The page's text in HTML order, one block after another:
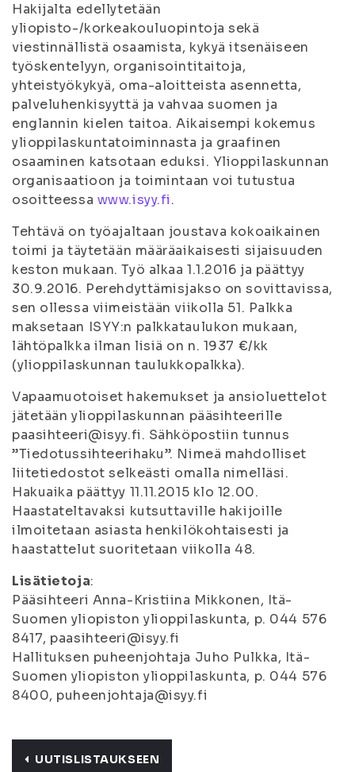
Hakijalta edellytetään
yliopisto-/korkeakouluopintoja sekä
viestinnällistä osaamista, kykyä itsenäiseen
työskentelyyn, organisointitaitoja,
yhteistyökykyä, oma-aloitteista asennetta,
palveluhenkisyyttä ja vahvaa suomen ja
englannin kielen taitoa. Aikaisempi kokemus
ylioppilaskuntatoiminnasta ja graafinen
osaaminen katsotaan eduksi. Ylioppilaskunnan
organisaatioon ja toimintaan voi tutustua
osoitteessa www.isyy.fi.
Tehtävä on työajaltaan joustava kokoaikainen
toimi ja täytetään määräaikaisesti sijaisuuden
keston mukaan. Työ alkaa 1.1.2016 ja päättyy
30.9.2016. Perehdyttämisjakso on sovittavissa,
sen ollessa viimeistään viikolla 51. Palkka
maksetaan ISYY:n palkkataulukon mukaan,
lähtöpalkka ilman lisiä on n. 1937 €/kk
(ylioppilaskunnan taulukkopalkka).
Vapaamuotoiset hakemukset ja ansioluettelot
jätetään ylioppilaskunnan pääsihteerille
paasihteeri@isyy.fi. Sähköpostiin tunnus
”Tiedotussihteerihaku”. Nimeä mahdolliset
liitetiedostot selkeästi omalla nimelläsi.
Hakuaika päättyy 11.11.2015 klo 12.00.
Haastateltavaksi kutsuttaville hakijoille
ilmoitetaan asiasta henkilökohtaisesti ja
haastattelut suoritetaan viikolla 48.
Lisätietoja:
Pääsihteeri Anna-Kristiina Mikkonen, Itä-
Suomen yliopiston ylioppilaskunta, p. 044 576
8417, paasihteeri@isyy.fi
Hallituksen puheenjohtaja Juho Pulkka, Itä-
Suomen yliopiston ylioppilaskunta, p. 044 576
8400, puheenjohtaja@isyy.fi
UUTISLISTAUKSEEN